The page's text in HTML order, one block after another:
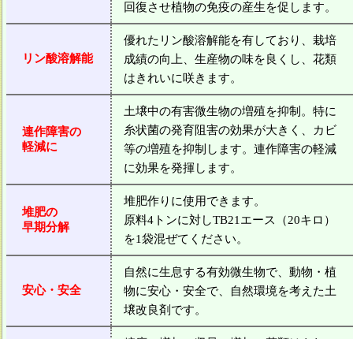
回復させ植物の免疫の産生を促します。
リン酸溶解能
優れたリン酸溶解能を有しており、栽培
成績の向上、生産物の味を良くし、花類
はきれいに咲きます。
連作障害の
軽減に
土壌中の有害微生物の増殖を抑制。特に
糸状菌の発育阻害の効果が大きく、カビ
等の増殖を抑制します。連作障害の軽減
に効果を発揮します。
堆肥の
早期分解
堆肥作りに使用できます。
原料4トンに対しTB21エース（20キロ）
を1袋混ぜてください。
安心・安全
自然に生息する有効微生物で、動物・植
物に安心・安全で、自然環境を考えた土
壌改良剤です。